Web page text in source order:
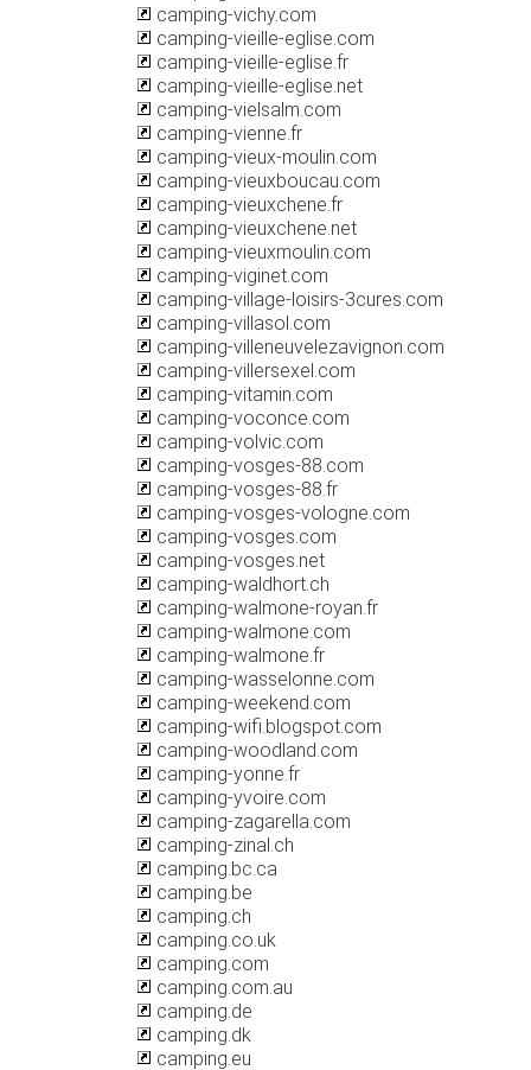
camping-vichy.com
camping-vieille-eglise.com
camping-vieille-eglise.fr
camping-vieille-eglise.net
camping-vielsalm.com
camping-vienne.fr
camping-vieux-moulin.com
camping-vieuxboucau.com
camping-vieuxchene.fr
camping-vieuxchene.net
camping-vieuxmoulin.com
camping-viginet.com
camping-village-loisirs-3cures.com
camping-villasol.com
camping-villeneuvelezavignon.com
camping-villersexel.com
camping-vitamin.com
camping-voconce.com
camping-volvic.com
camping-vosges-88.com
camping-vosges-88.fr
camping-vosges-vologne.com
camping-vosges.com
camping-vosges.net
camping-waldhort.ch
camping-walmone-royan.fr
camping-walmone.com
camping-walmone.fr
camping-wasselonne.com
camping-weekend.com
camping-wifi.blogspot.com
camping-woodland.com
camping-yonne.fr
camping-yvoire.com
camping-zagarella.com
camping-zinal.ch
camping.bc.ca
camping.be
camping.ch
camping.co.uk
camping.com
camping.com.au
camping.de
camping.dk
camping.eu